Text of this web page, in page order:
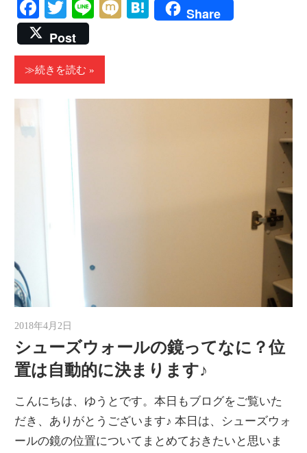
Facebook
TwitterLineMixiHatena
Share
Post
≫続きを読む
2018年4月2日
シューズウォールの鏡ってなに？位
置は自動的に決まります♪
こんにちは、ゆうとです。本日もブログをご覧いた
だき、ありがとうございます♪ 本日は、シューズウォ
ールの鏡の位置についてまとめておきたいと思いま